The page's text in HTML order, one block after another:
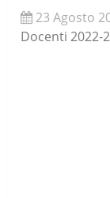
23 Agosto
Docenti 2022-